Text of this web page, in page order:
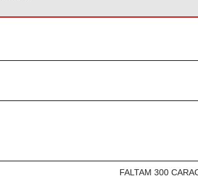
FALTAM 300